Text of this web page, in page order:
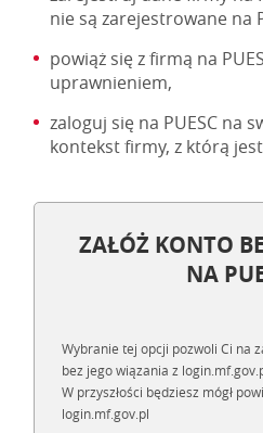
nie są zarejestrowane na
powiąż się z firmą na
uprawnieniem,
zaloguj się na PUESC na
kontekst firmy, z którą
ZAŁÓŻ KONTO
NA
Wybranie tej opcji pozwoli Ci na
bez jego wiązania z
W przyszłości będziesz mógł
login.mf.gov.pl